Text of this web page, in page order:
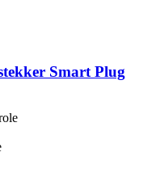
Smart Plug